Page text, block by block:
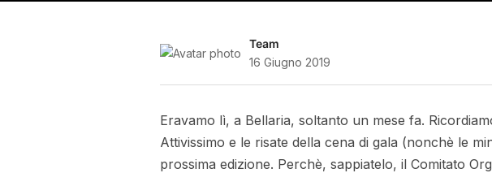
Team
16 Giugno 2019
Eravamo lì, a Bellaria, soltanto un mese fa.
Attivissimo e le risate della cena di gala (nonchè le
prossima edizione. Perchè, sappiatelo, il Comitato